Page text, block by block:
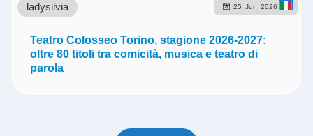
25 Jun 2026
ladysilvia
Teatro Colosseo Torino, stagione 2026-2027:
oltre 80 titoli tra comicità, musica e teatro di
parola